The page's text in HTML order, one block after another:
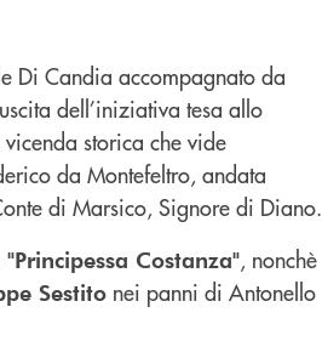
Di Candia accompagnato da
dell’iniziativa tesa allo
storica che vide
da Montefeltro, andata
di Marsico, Signore di Diano.
Costanza", nonchè
Sestito nei panni di Antonello